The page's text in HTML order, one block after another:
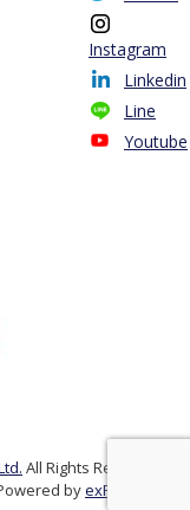
Instagram
Linkedin
Line
Youtube
All Rights Reserved.
byexPub.Net